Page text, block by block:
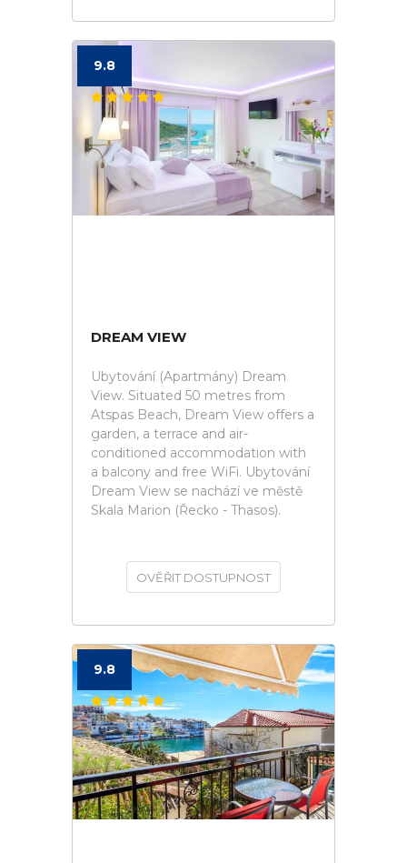
9.8
DREAM VIEW
Ubytování (Apartmány) Dream
View. Situated 50 metres from
Atspas Beach, Dream View offers a
garden, a terrace and air-
conditioned accommodation with
a balcony and free WiFi. Ubytování
Dream View se nachází ve městě
Skala Marion (Řecko - Thasos).
OVĚŘIT DOSTUPNOST
9.8